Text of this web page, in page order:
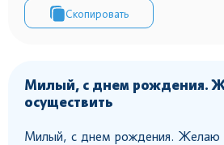
Скопировать
Милый, с днем рождения.
осуществить
Милый, с днем рождения. Желаю